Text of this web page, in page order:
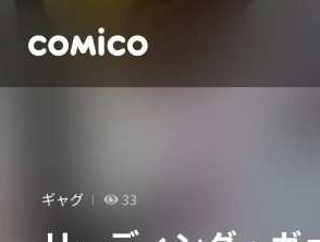
ギャグ 33